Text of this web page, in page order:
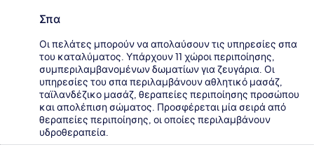
Σπα
Οι πελάτες μπορούν να απολαύσουν τις υπηρεσίες σπα
του καταλύματος. Υπάρχουν 11 χώροι περιποίησης,
συμπεριλαμβανομένων δωματίων για ζευγάρια. Οι
υπηρεσίες του σπα περιλαμβάνουν αθλητικό μασάζ,
ταϊλανδέζικο μασάζ, θεραπείες περιποίησης προσώπου
και απολέπιση σώματος. Προσφέρεται μία σειρά από
θεραπείες περιποίησης, οι οποίες περιλαμβάνουν
υδροθεραπεία.